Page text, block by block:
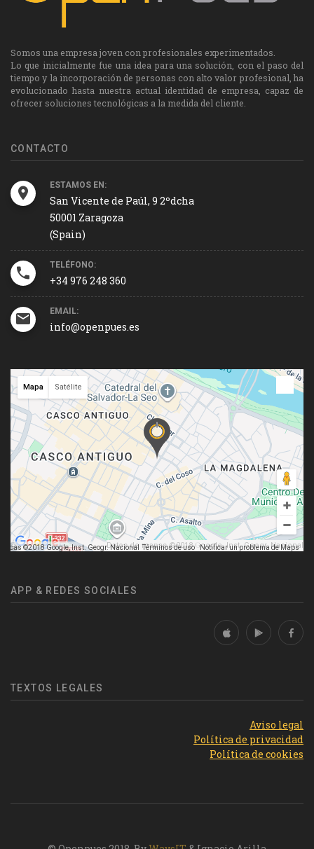
Somos una empresa joven con profesionales experimentados.
Lo que inicialmente fue una idea para una solución, con el paso del
tiempo y la incorporación de personas con alto valor profesional, ha
evolucionado hasta nuestra actual identidad de empresa, capaz de
ofrecer soluciones tecnológicas a la medida del cliente.
CONTACTO
ESTAMOS EN:
San Vicente de Paúl, 9 2ºdcha
50001 Zaragoza
(Spain)
TELÉFONO:
+34 976 248 360
EMAIL:
info@openpues.es
©2018 Google, Inst. Geogr. NacionalDatos de mapas ©2018 Google, Inst. Geogr. Nacional
Términos de uso Notificar un problema de Maps
Mapa Satélite
APP & REDES SOCIALES
TEXTOS LEGALES
Aviso legal
Política de privacidad
Política de cookies